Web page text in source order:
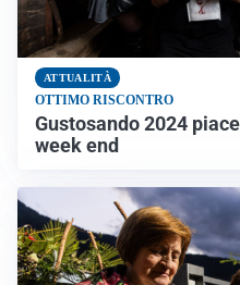
ATTUALITÀ
OTTIMO RISCONTRO
Gustosando 2024
week end